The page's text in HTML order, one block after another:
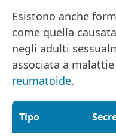
Esistono anche
come quella
negli adulti
associata a
reumatoide.
Tipo